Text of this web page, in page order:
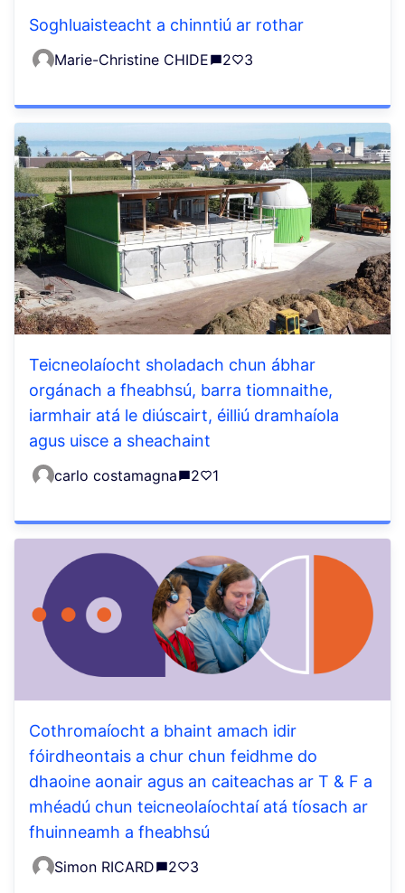
Soghluaisteacht a chinntiú ar rothar
Marie-Christine CHIDE 2 3
Teicneolaíocht sholadach chun ábhar
orgánach a fheabhsú, barra tiomnaithe,
iarmhair atá le diúscairt, éilliú dramhaíola
agus uisce a sheachaint
carlo costamagna 2 1
Cothromaíocht a bhaint amach idir
fóirdheontais a chur chun feidhme do
dhaoine aonair agus an caiteachas ar T & F a
mhéadú chun teicneolaíochtaí atá tíosach ar
fhuinneamh a fheabhsú
Simon RICARD 2 3